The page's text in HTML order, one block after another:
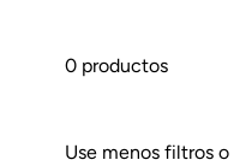
0 productos
Use menos filtros o